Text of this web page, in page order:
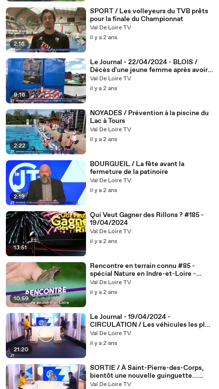
2:16
SPORT / Les volleyeurs du TVB prêts
pour la finale du Championnat
Val De Loire TV
il y a 2 ans
9:16
Le Journal - 22/04/2024 - BLOIS /
Décès d'une jeune femme après avoir
été éjectée d'un manège
Val De Loire TV
il y a 2 ans
2:22
NOYADES / Prévention à la piscine du
Lac à Tours
Val De Loire TV
il y a 2 ans
2:19
BOURGUEIL / La fête avant la
fermeture de la patinoire
Val De Loire TV
il y a 2 ans
13:51
Qui Veut Gagner des Rillons ? #185 -
19/04/2024
Val De Loire TV
il y a 2 ans
10:59
Rencontre en terrain connu #85 -
spécial Nature en Indre-et-Loire -
Partie 2
Val De Loire TV
il y a 2 ans
21:20
Le Journal - 19/04/2024 -
CIRCULATION / Les véhicules les plus
anciens interdits sur le territoire de
Tours Métropole en 2025
Val De Loire TV
il y a 2 ans
SORTIE / À Saint-Pierre-des-Corps,
bientôt une nouvelle guinguette...
d'hiver
Val De Loire TV